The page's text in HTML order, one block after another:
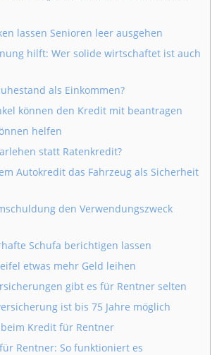
lassen Senioren leer ausgehen
hilft: Wer solide wirtschaftet ist auch
als Einkommen?
können den Kredit mit beantragen
helfen
statt Ratenkredit?
Autokredit das Fahrzeug als Sicherheit
den Verwendungszweck
Schufa berichtigen lassen
etwas mehr Geld leihen
gibt es für Rentner selten
ist bis 75 Jahre möglich
Kredit für Rentner
Rentner: So funktioniert es